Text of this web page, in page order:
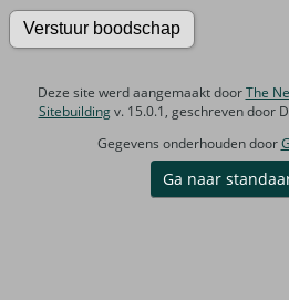
Deze site werd aangemaakt doorThe
Sitebuildingv. 15.0.1, geschreven door
Gegevens onderhouden door
Ga naar